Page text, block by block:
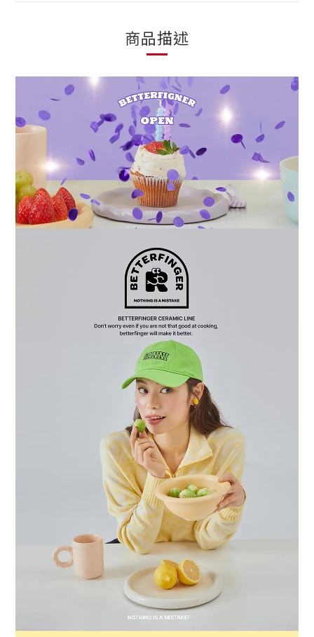
商品描述